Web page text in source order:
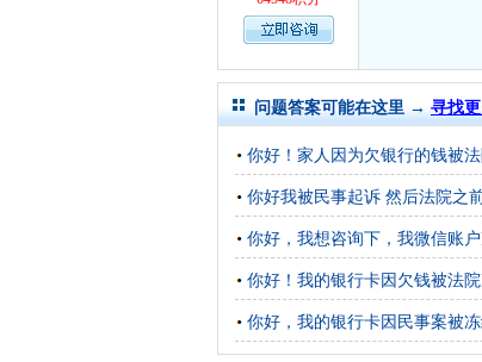
问题答案可能在这里 → 寻找
你好！家人因为欠银行的钱被
你好我被民事起诉 然后法院之
你好，我想咨询下，我微信账
你好！我的银行卡因欠钱被法
你好，我的银行卡因民事案被